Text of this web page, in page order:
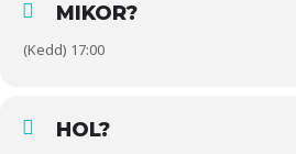
MIKOR?
(Kedd) 17:00
HOL?